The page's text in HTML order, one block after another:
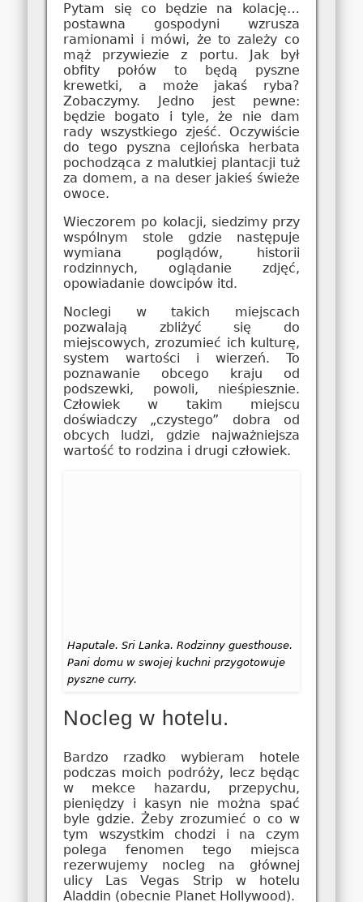
Pytam się co będzie na kolację…
postawna gospodyni wzrusza
ramionami i mówi, że to zależy co
mąż przywiezie z portu. Jak był
obfity połów to będą pyszne
krewetki, a może jakaś ryba?
Zobaczymy. Jedno jest pewne:
będzie bogato i tyle, że nie dam
rady wszystkiego zjeść. Oczywiście
do tego pyszna cejlońska herbata
pochodząca z malutkiej plantacji tuż
za domem, a na deser jakieś świeże
owoce.
Wieczorem po kolacji, siedzimy przy
wspólnym stole gdzie następuje
wymiana poglądów, historii
rodzinnych, oglądanie zdjęć,
opowiadanie dowcipów itd.
Noclegi w takich miejscach
pozwalają zbliżyć się do
miejscowych, zrozumieć ich kulturę,
system wartości i wierzeń. To
poznawanie obcego kraju od
podszewki, powoli, nieśpiesznie.
Człowiek w takim miejscu
doświadczy „czystego” dobra od
obcych ludzi, gdzie najważniejsza
wartość to rodzina i drugi człowiek.
Haputale. Sri Lanka. Rodzinny guesthouse.
Pani domu w swojej kuchni przygotowuje
pyszne curry.
Nocleg w hotelu.
Bardzo rzadko wybieram hotele
podczas moich podróży, lecz będąc
w mekce hazardu, przepychu,
pieniędzy i kasyn nie można spać
byle gdzie. Żeby zrozumieć o co w
tym wszystkim chodzi i na czym
polega fenomen tego miejsca
rezerwujemy nocleg na głównej
ulicy Las Vegas Strip w hotelu
Aladdin (obecnie Planet Hollywood).